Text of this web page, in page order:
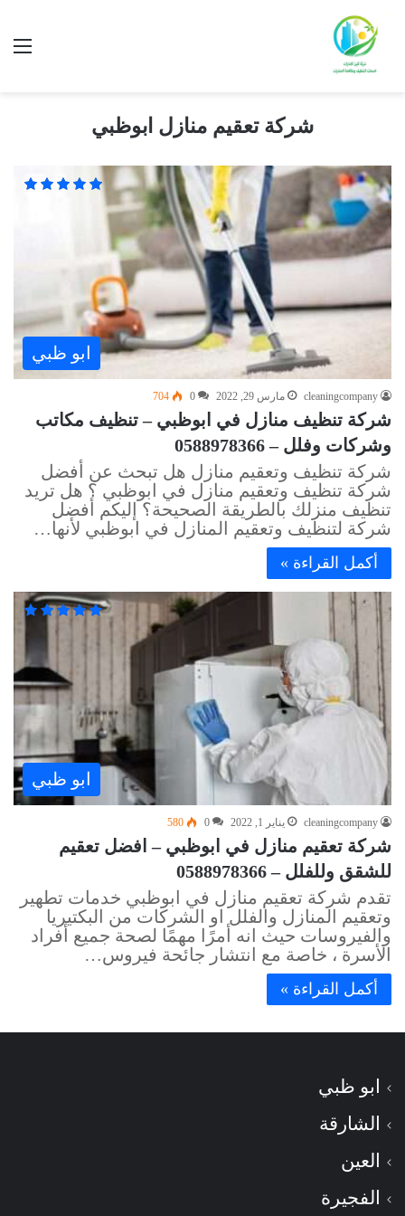
شركة تعقيم منازل ابوظبي
ابو ظبي
cleaningcompany مارس 29, 2022 0
704
شركة تنظيف منازل في ابوظبي – تنظيف مكاتب
وشركات وفلل – 0588978366
شركة تنظيف وتعقيم منازل هل تبحث عن أفضل
شركة تنظيف وتعقيم منازل في ابوظبي ؟ هل تريد
تنظيف منزلك بالطريقة الصحيحة؟ إليكم أفضل
شركة لتنظيف وتعقيم المنازل في ابوظبي لأنها…
أكمل القراءة »
ابو ظبي
cleaningcompany يناير 1, 2022 0
580
شركة تعقيم منازل في ابوظبي – افضل تعقيم
للشقق وللفلل – 0588978366
تقدم شركة تعقيم منازل في ابوظبي خدمات تطهير
وتعقيم المنازل والفلل او الشركات من البكتيريا
والفيروسات حيث انه أمرًا مهمًا لصحة جميع أفراد
الأسرة ، خاصة مع انتشار جائحة فيروس…
أكمل القراءة »
ابو ظبي
الشارقة
العين
الفجيرة